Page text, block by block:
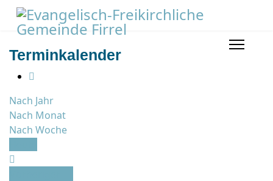
Terminkalender
Nach Jahr
Nach Monat
Nach Woche